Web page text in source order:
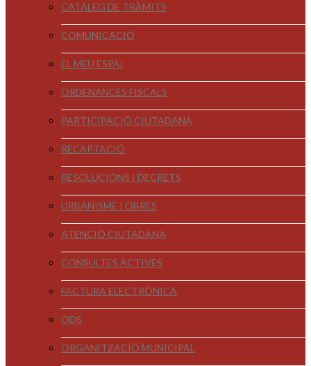
CATÀLEG DE TRÀMITS
COMUNICACIÓ
EL MEU ESPAI
ORDENANCES FISCALS
PARTICIPACIÓ CIUTADANA
RECAPTACIÓ
RESOLUCIONS I DECRETS
URBANISME I OBRES
ATENCIÓ CIUTADANA
CONSULTES ACTIVES
FACTURA ELECTRÒNICA
ODS
ORGANITZACIÓ MUNICIPAL